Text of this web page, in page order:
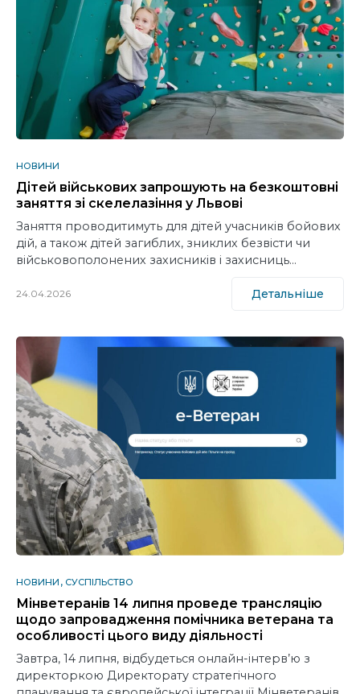
НОВИНИ
Дітей військових запрошують на безкоштовні
заняття зі скелелазіння у Львові
Заняття проводитимуть для дітей учасників бойових
дій, а також дітей загиблих, зниклих безвісти чи
військовополонених захисників і захисниць…
24.04.2026 Детальніше
НОВИНИ СУСПІЛЬСТВО
Мінветеранів 14 липня проведе трансляцію
щодо запровадження помічника ветерана та
особливості цього виду діяльності
Завтра, 14 липня, відбудеться онлайн-інтерв’ю з
директоркою Директорату стратегічного